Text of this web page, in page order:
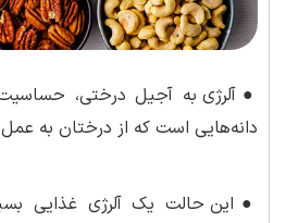
●آلرژی به آجیل درختی،
دانه‌هایی است که از درختان به
● این حالت یک آلرژی غذایی